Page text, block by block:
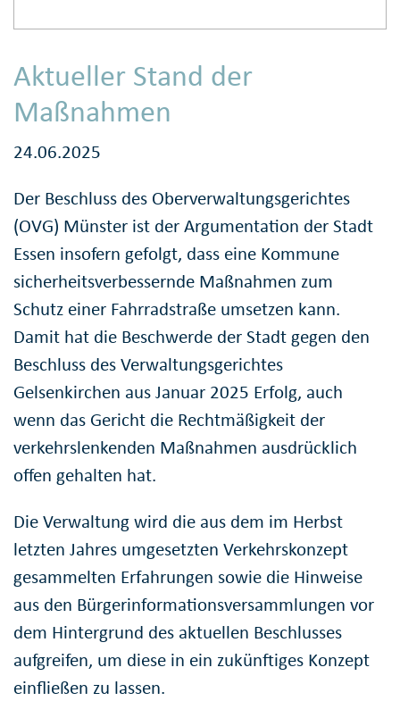
Aktueller Stand der
Maßnahmen
24.06.2025
Der Beschluss des Oberverwaltungsgerichtes
(OVG) Münster ist der Argumentation der Stadt
Essen insofern gefolgt, dass eine Kommune
sicherheitsverbessernde Maßnahmen zum
Schutz einer Fahrradstraße umsetzen kann.
Damit hat die Beschwerde der Stadt gegen den
Beschluss des Verwaltungsgerichtes
Gelsenkirchen aus Januar 2025 Erfolg, auch
wenn das Gericht die Rechtmäßigkeit der
verkehrslenkenden Maßnahmen ausdrücklich
offen gehalten hat.
Die Verwaltung wird die aus dem im Herbst
letzten Jahres umgesetzten Verkehrskonzept
gesammelten Erfahrungen sowie die Hinweise
aus den Bürgerinformationsversammlungen vor
dem Hintergrund des aktuellen Beschlusses
aufgreifen, um diese in ein zukünftiges Konzept
einfließen zu lassen.